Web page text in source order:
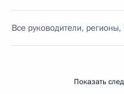
Все руководители,
Показать